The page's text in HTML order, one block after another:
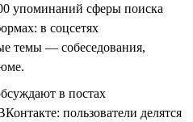
упоминаний сферы поиска
в соцсетях
темы — собеседования,
в постах
пользователи делятся